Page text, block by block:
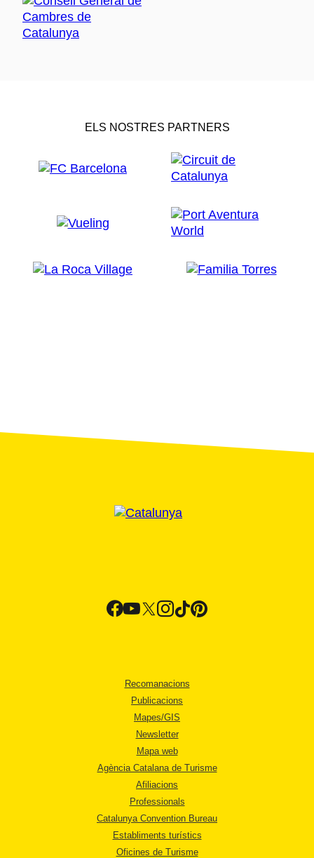
ELS NOSTRES PARTNERS
Recomanacions
Publicacions
Mapes/GIS
Newsletter
Mapa web
Agència Catalana de Turisme
Afiliacions
Professionals
Catalunya Convention Bureau
Establiments turístics
Oficines de Turisme